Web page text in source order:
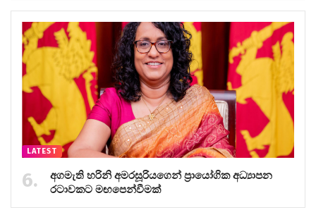
LATEST
අගමැති හරිනි අමරසූරියගෙන් ප්‍රායෝගික අධ්‍යාපන
රටාවකට මඟපෙන්වීමක්